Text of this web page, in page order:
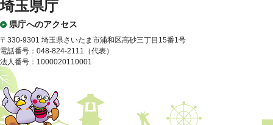
埼玉県庁
県庁へのアクセス
〒330-9301 埼玉県さいたま市浦和区高砂三丁目15番1号
電話番号：048-824-2111（代表）
法人番号：1000020110001